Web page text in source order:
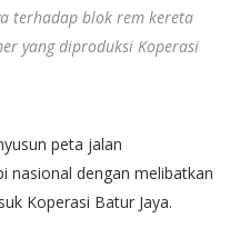
terhadap blok rem kereta
yang diproduksi Koperasi
peta jalan
nasional dengan melibatkan
Koperasi Batur Jaya.